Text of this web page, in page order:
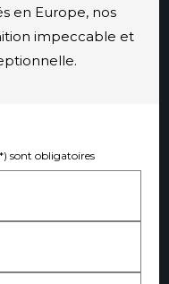
en Europe, nos
impeccable et
sont obligatoires